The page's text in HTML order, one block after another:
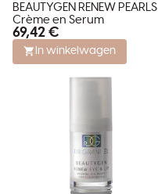
BEAUTYGEN RENEW PEARLS
Crème en Serum
69,42 €
In winkelwagen